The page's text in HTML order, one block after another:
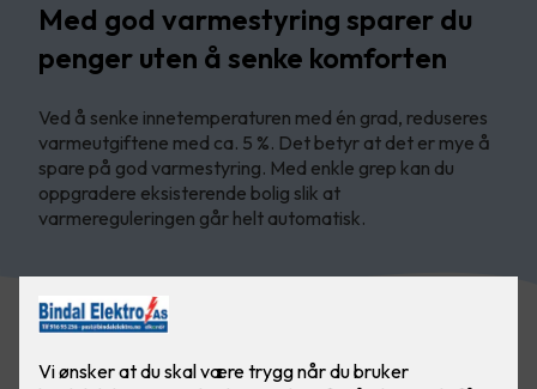
Med god varmestyring sparer du
penger uten å senke komforten
Ved å senke innetemperaturen med én grad, reduseres
varmeutgiftene med ca. 5 %. Det betyr at det er mye å
spare på god varmestyring. Med enkle grep kan du
oppgradere eksisterende bolig slik at
varmereguleringen går helt automatisk.